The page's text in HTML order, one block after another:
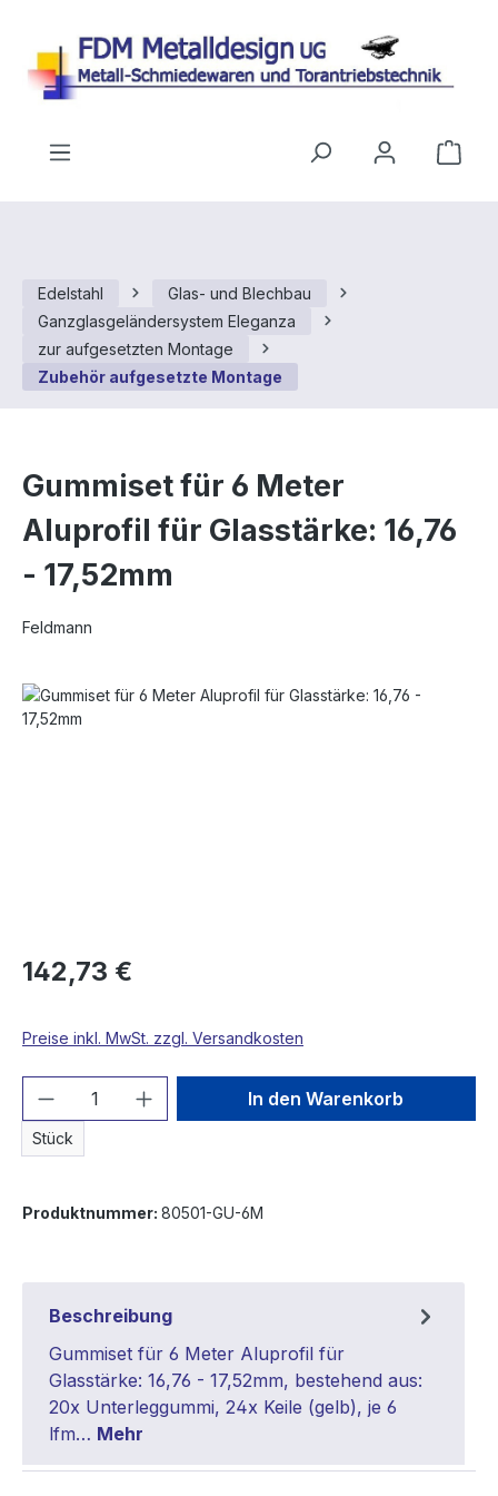
Edelstahl
Glas- und Blechbau
Ganzglasgeländersystem Eleganza
zur aufgesetzten Montage
Zubehör aufgesetzte Montage
Gummiset für 6 Meter
Aluprofil für Glasstärke: 16,76
- 17,52mm
Feldmann
Bildergalerie überspringen
142,73 €
Preise inkl. MwSt. zzgl. Versandkosten
Produkt Anzahl: Gib den
Stück
In den Warenkorb
Produktnummer: 80501-GU-6M
Beschreibung
Gummiset für 6 Meter Aluprofil für
Glasstärke: 16,76 - 17,52mm, bestehend aus:
20x Unterleggummi, 24x Keile (gelb), je 6
lfm… Mehr